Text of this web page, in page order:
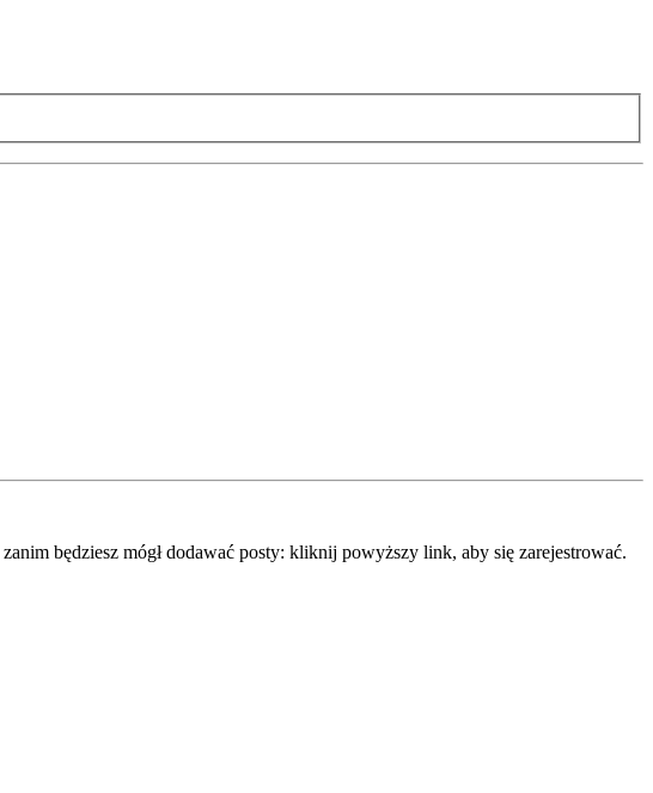
zanim będziesz mógł dodawać posty: kliknij powyższy link, aby się zarejestrować.